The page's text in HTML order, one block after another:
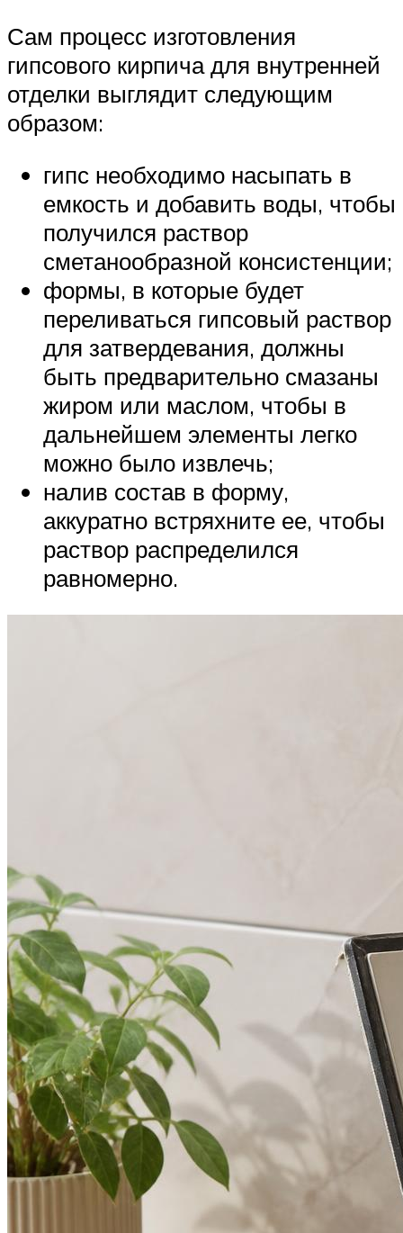
Сам процесс изготовления
гипсового кирпича для внутренней
отделки выглядит следующим
образом:
гипс необходимо насыпать в
емкость и добавить воды, чтобы
получился раствор
сметанообразной консистенции;
формы, в которые будет
переливаться гипсовый раствор
для затвердевания, должны
быть предварительно смазаны
жиром или маслом, чтобы в
дальнейшем элементы легко
можно было извлечь;
налив состав в форму,
аккуратно встряхните ее, чтобы
раствор распределился
равномерно.